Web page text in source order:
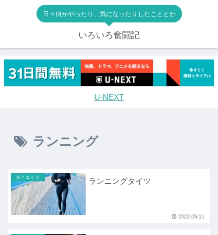
日々何かやったり、気になったりしたこととか
いろいろ奮闘記
U-NEXT
ランニング
ダイエット ランニングタイツ
2022.09.11